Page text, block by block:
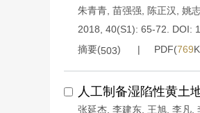
朱青青 苗强强 陈正汉 姚
2018, 40(S1): 65-72.
DOI:
摘要(503) PDF(769
人工制备湿陷性黄土
张延杰 李建东 王旭 李凡